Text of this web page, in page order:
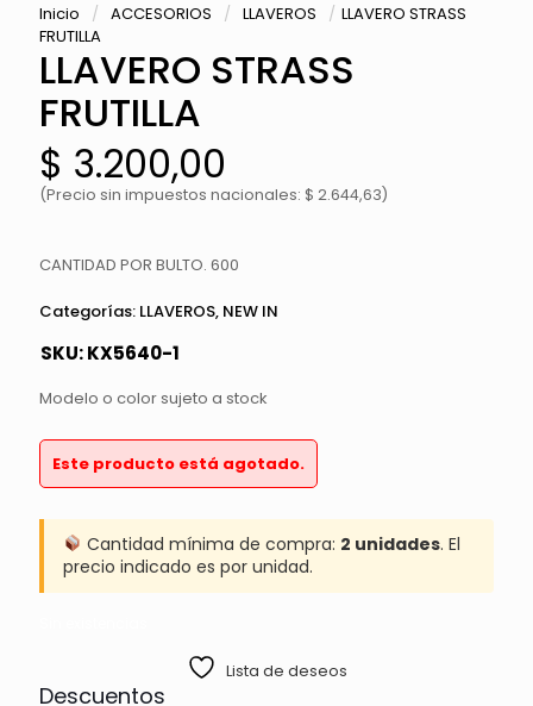
Inicio / ACCESORIOS / LLAVEROS / LLAVERO STRASS
FRUTILLA
LLAVERO STRASS
FRUTILLA
$ 3.200,00
(Precio sin impuestos nacionales: $ 2.644,63)
CANTIDAD POR BULTO. 600
Categorías: LLAVEROS, NEW IN
SKU:KX5640-1
Modelo o color sujeto a stock
Este producto está agotado.
Cantidad mínima de compra: 2 unidades. El
precio indicado es por unidad.
Lista de deseos
Descuentos